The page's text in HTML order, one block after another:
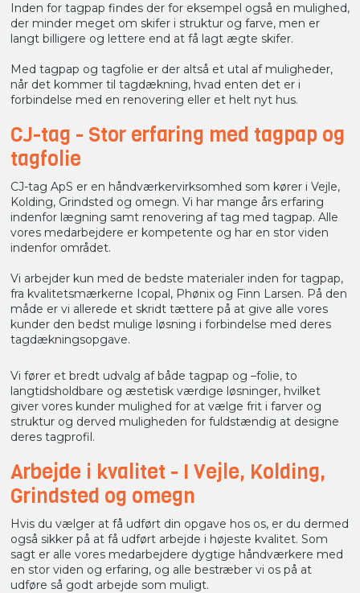
Inden for tagpap findes der for eksempel også en mulighed,
der minder meget om skifer i struktur og farve, men er
langt billigere og lettere end at få lagt ægte skifer.
Med tagpap og tagfolie er der altså et utal af muligheder,
når det kommer til tagdækning, hvad enten det er i
forbindelse med en renovering eller et helt nyt hus.
CJ-tag - Stor erfaring med tagpap og
tagfolie
CJ-tag ApS er en håndværkervirksomhed som kører i Vejle,
Kolding, Grindsted og omegn. Vi har mange års erfaring
indenfor lægning samt renovering af tag med tagpap. Alle
vores medarbejdere er kompetente og har en stor viden
indenfor området.
Vi arbejder kun med de bedste materialer inden for tagpap,
fra kvalitetsmærkerne Icopal, Phønix og Finn Larsen. På den
måde er vi allerede et skridt tættere på at give alle vores
kunder den bedst mulige løsning i forbindelse med deres
tagdækningsopgave.​
Vi fører et bredt udvalg af både tagpap og –folie, to
langtidsholdbare og æstetisk værdige løsninger, hvilket
giver vores kunder mulighed for at vælge frit i farver og
struktur og derved muligheden for fuldstændig at designe
deres tagprofil.
Arbejde i kvalitet - I Vejle, Kolding,
Grindsted og omegn
Hvis du vælger at få udført din opgave hos os, er du dermed
også sikker på at få udført arbejde i højeste kvalitet. Som
sagt er alle vores medarbejdere dygtige håndværkere med
en stor viden og erfaring, og alle bestræber vi os på at
udføre så godt arbejde som muligt.